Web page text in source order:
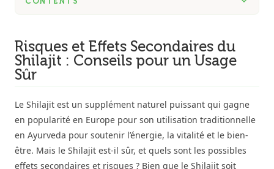
Risques et Effets Secondaires du
Shilajit : Conseils pour un Usage
Sûr
Le Shilajit est un supplément naturel puissant qui gagne
en popularité en Europe pour son utilisation traditionnelle
en Ayurveda pour soutenir l’énergie, la vitalité et le bien-
être. Mais le Shilajit est-il sûr, et quels sont les possibles
effets secondaires et risques ? Bien que le Shilajit soit